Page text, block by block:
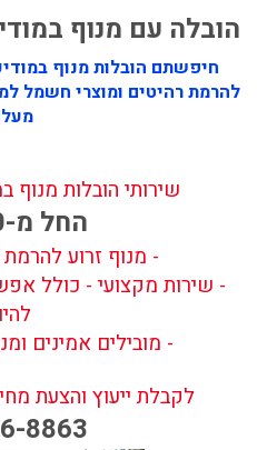
הובלה עם מנוף
חיפשתם הובלות מנוף
להרמת רהיטים ומוצרי חשמל
שירותי הובלות מנוף
החל מ-300 ₪
- מנוף זרוע
- שירות מקצועי - כולל
- מובילים אמינים
לקבלת ייעוץ והצעת
8863